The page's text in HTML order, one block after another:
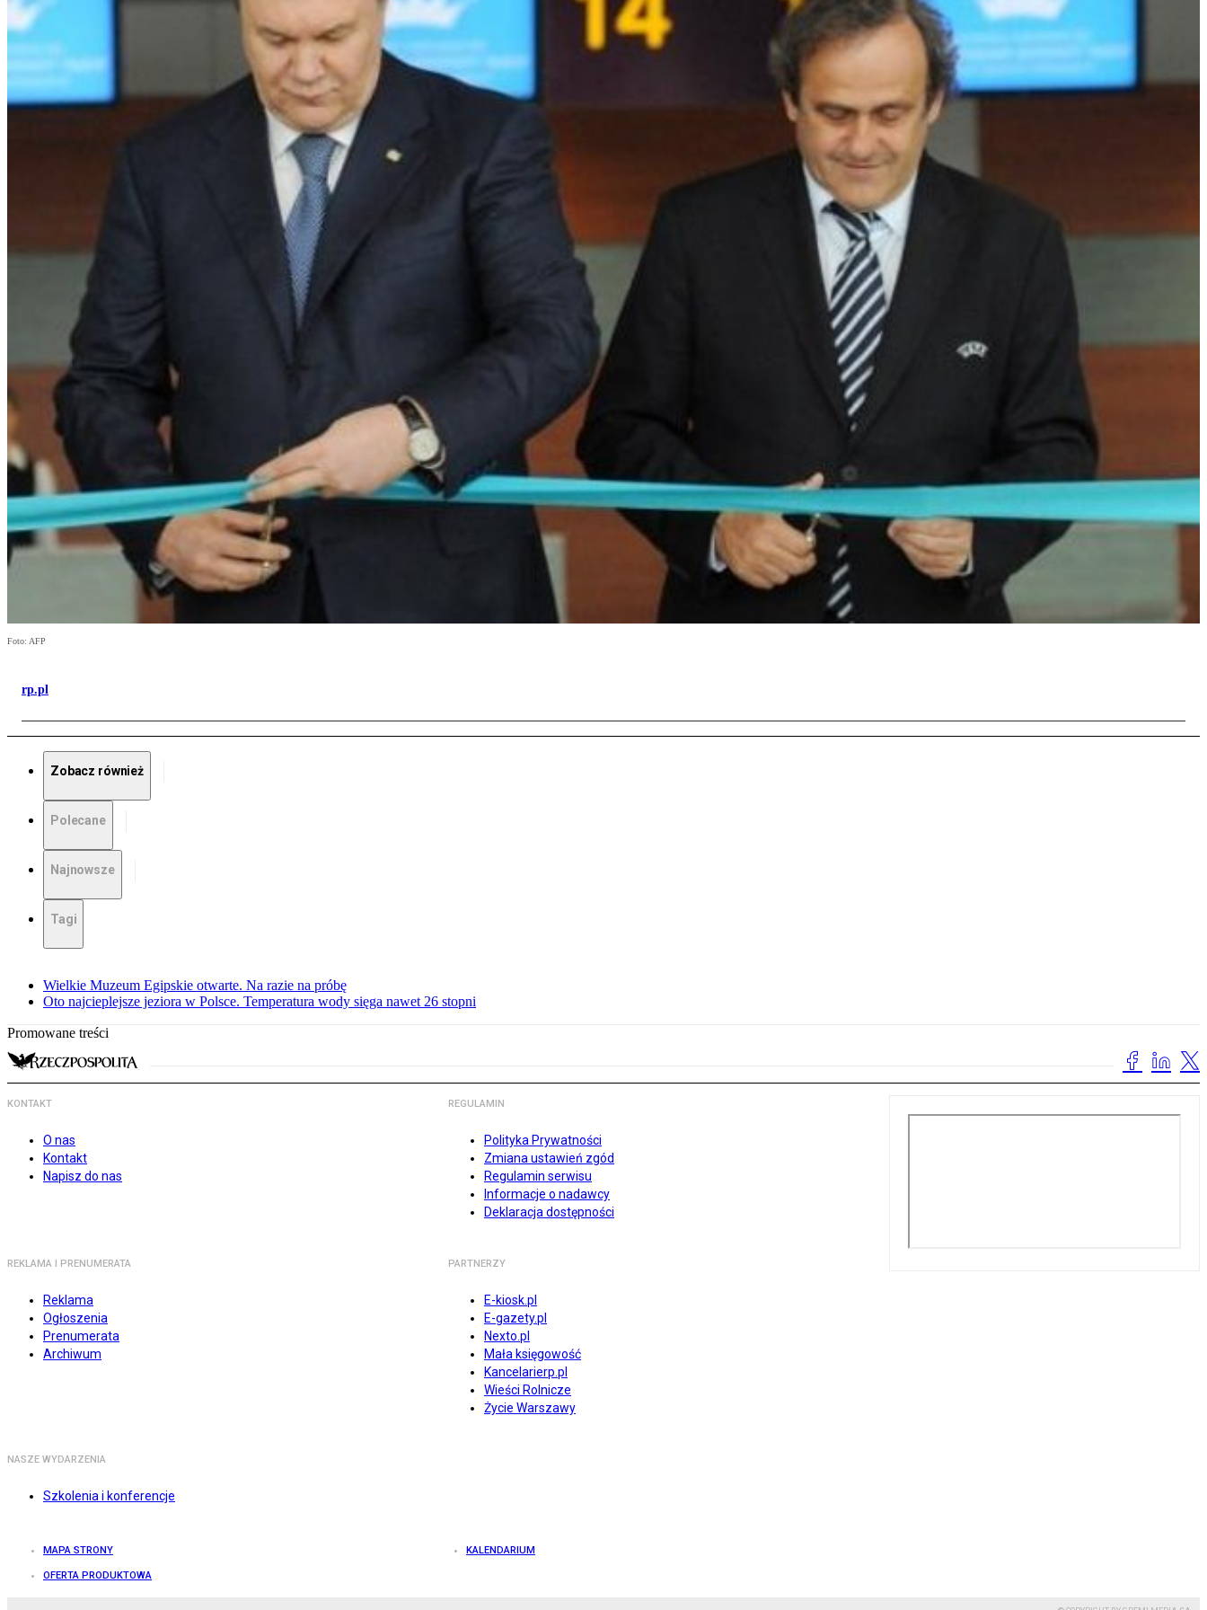
Foto: AFP
rp.pl
Zobacz również
Polecane
Najnowsze
Tagi
Wielkie Muzeum Egipskie otwarte. Na razie na próbę
Oto najcieplejsze jeziora w Polsce. Temperatura wody sięga nawet 26 stopni
Promowane treści
KONTAKT
O nas
Kontakt
Napisz do nas
REGULAMIN
Polityka Prywatności
Zmiana ustawień zgód
Regulamin serwisu
Informacje o nadawcy
Deklaracja dostępności
REKLAMA I PRENUMERATA
Reklama
Ogłoszenia
Prenumerata
Archiwum
PARTNERZY
E-kiosk.pl
E-gazety.pl
Nexto.pl
Mała księgowość
Kancelarierp.pl
Wieści Rolnicze
Życie Warszawy
NASZE WYDARZENIA
Szkolenia i konferencje
MAPA STRONY KALENDARIUM
OFERTA PRODUKTOWA